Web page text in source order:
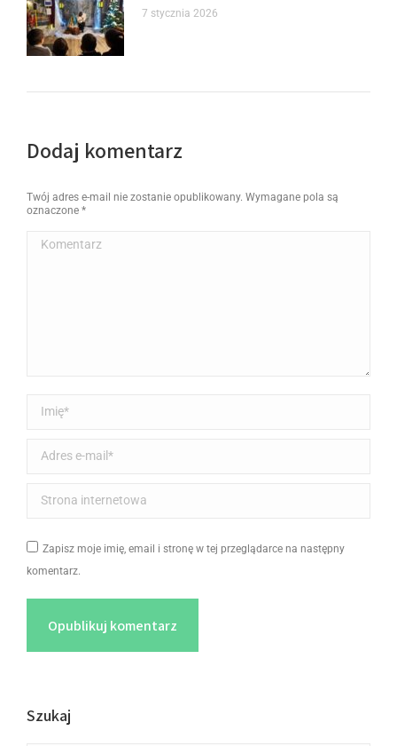
7 stycznia 2026
Dodaj komentarz
Twój adres e-mail nie zostanie opublikowany. Wymagane pola są
oznaczone *
Komentarz
Imię *
Adres e-mail *
Strona internetowa
Zapisz moje imię, email i stronę w tej przeglądarce na następny
komentarz.
Opublikuj komentarz
Szukaj